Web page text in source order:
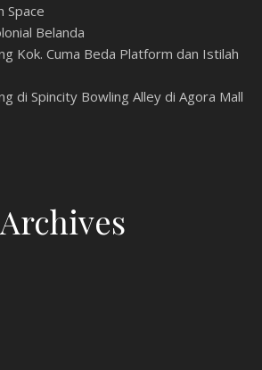
Space
Belanda
Kok. Cuma Beda Platform dan Istilah
di Spincity Bowling Alley di Agora Mall
Archives